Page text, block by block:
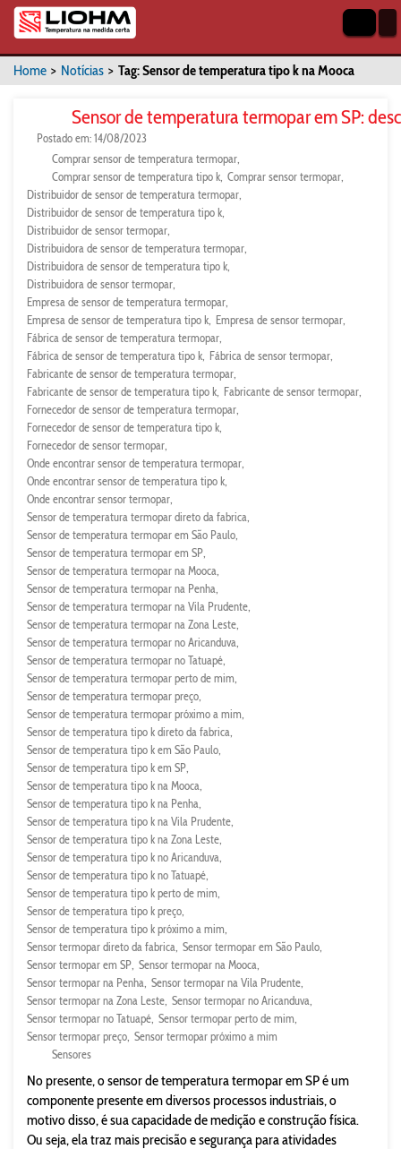
Home > Notícias > Tag: Sensor de temperatura tipo k na Mooca
Sensor de temperatura termopar em SP:
Postado em: 14/08/2023
Comprar sensor de temperatura termopar
Comprar sensor de temperatura tipo k Comprar sensor termopar
Distribuidor de sensor de temperatura termopar
Distribuidor de sensor de temperatura tipo k
Distribuidor de sensor termopar
Distribuidora de sensor de temperatura termopar
Distribuidora de sensor de temperatura tipo k
Distribuidora de sensor termopar
Empresa de sensor de temperatura termopar
Empresa de sensor de temperatura tipo k Empresa de sensor termopar
Fábrica de sensor de temperatura termopar
Fábrica de sensor de temperatura tipo k Fábrica de sensor termopar
Fabricante de sensor de temperatura termopar
Fabricante de sensor de temperatura tipo k Fabricante de sensor termopar
Fornecedor de sensor de temperatura termopar
Fornecedor de sensor de temperatura tipo k
Fornecedor de sensor termopar
Onde encontrar sensor de temperatura termopar
Onde encontrar sensor de temperatura tipo k
Onde encontrar sensor termopar
Sensor de temperatura termopar direto da fabrica
Sensor de temperatura termopar em São Paulo
Sensor de temperatura termopar em SP
Sensor de temperatura termopar na Mooca
Sensor de temperatura termopar na Penha
Sensor de temperatura termopar na Vila Prudente
Sensor de temperatura termopar na Zona Leste
Sensor de temperatura termopar no Aricanduva
Sensor de temperatura termopar no Tatuapé
Sensor de temperatura termopar perto de mim
Sensor de temperatura termopar preço
Sensor de temperatura termopar próximo a mim
Sensor de temperatura tipo k direto da fabrica
Sensor de temperatura tipo k em São Paulo
Sensor de temperatura tipo k em SP
Sensor de temperatura tipo k na Mooca
Sensor de temperatura tipo k na Penha
Sensor de temperatura tipo k na Vila Prudente
Sensor de temperatura tipo k na Zona Leste
Sensor de temperatura tipo k no Aricanduva
Sensor de temperatura tipo k no Tatuapé
Sensor de temperatura tipo k perto de mim
Sensor de temperatura tipo k preço
Sensor de temperatura tipo k próximo a mim
Sensor termopar direto da fabrica Sensor termopar em São Paulo
Sensor termopar em SP Sensor termopar na Mooca
Sensor termopar na Penha Sensor termopar na Vila Prudente
Sensor termopar na Zona Leste Sensor termopar no Aricanduva
Sensor termopar no Tatuapé Sensor termopar perto de mim
Sensor termopar preço Sensor termopar próximo a mim
Sensores
No presente, o sensor de temperatura termopar em SP é um
componente presente em diversos processos industriais, o
motivo disso, é sua capacidade de medição e construção física.
Ou seja, ela traz mais precisão e segurança para atividades